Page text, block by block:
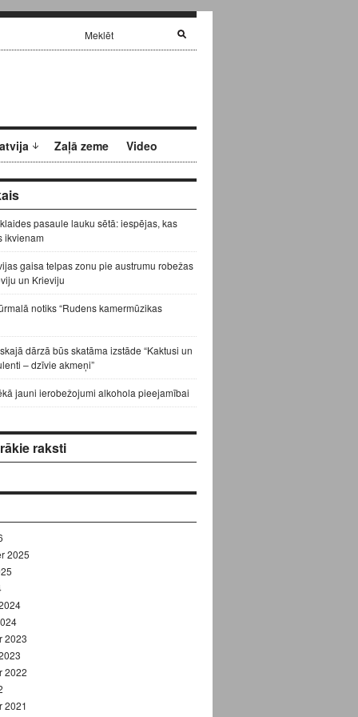
Zaļā zeme Video
pasaule lauku sētā: iespējas, kas
ikvienam
gaisa telpas zonu pie austrumu robežas
un Krieviju
notiks “Rudens kamermūzikas
dārzā būs skatāma izstāde “Kaktusi un
– dzīvie akmeņi”
jauni ierobežojumi alkohola pieejamībai
raksti
2025
2023
2022
2021